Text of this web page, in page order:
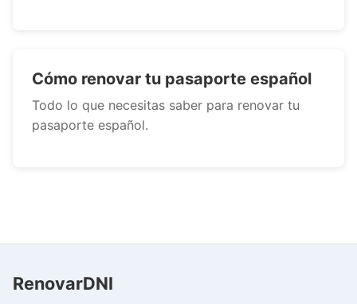
Cómo renovar tu pasaporte español
Todo lo que necesitas saber para renovar tu
pasaporte español.
RenovarDNI